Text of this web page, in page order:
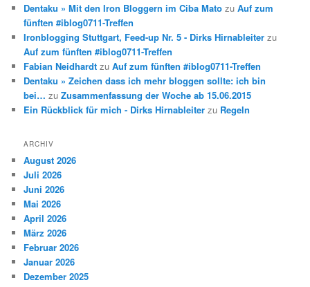
Dentaku » Mit den Iron Bloggern im Ciba Mato zuAuf zum
fünften #iblog0711-Treffen
Ironblogging Stuttgart, Feed-up Nr. 5 - Dirks Hirnableiter zu
Auf zum fünften #iblog0711-Treffen
Fabian Neidhardt zuAuf zum fünften #iblog0711-Treffen
Dentaku » Zeichen dass ich mehr bloggen sollte: ich bin
bei… zuZusammenfassung der Woche ab 15.06.2015
Ein Rückblick für mich - Dirks Hirnableiter zu Regeln
ARCHIV
August 2026
Juli 2026
Juni 2026
Mai 2026
April 2026
März 2026
Februar 2026
Januar 2026
Dezember 2025